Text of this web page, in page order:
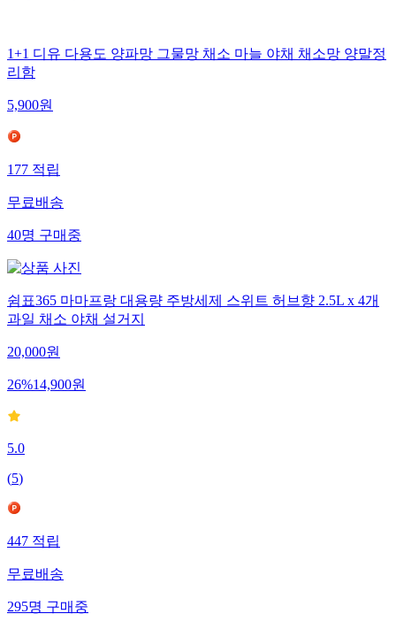
1+1 디유 다용도 양파망 그물망 채소 마늘 야채 채소망 양말정
리함
5,900원
177적립
무료배송
40명구매중
쉼표365 마마프랑 대용량 주방세제 스위트 허브향 2.5L x 4개
과일 채소 야채 설거지
20,000원
26%14,900원
5.0
(5)
447적립
무료배송
295명구매중